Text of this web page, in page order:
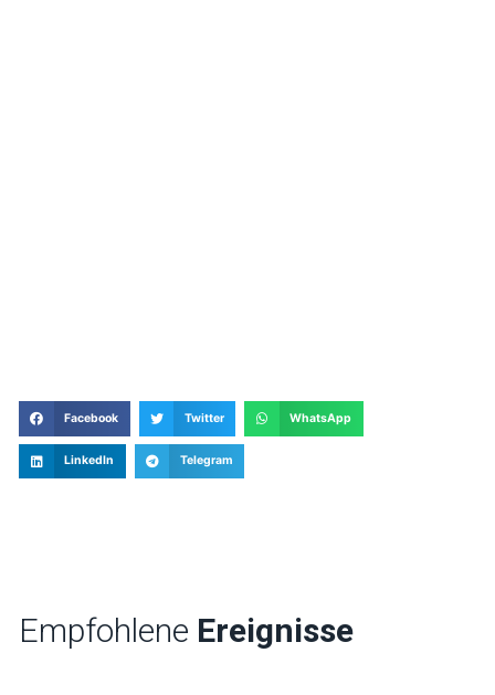
Facebook Twitter WhatsApp
LinkedIn Telegram
Empfohlene Ereignisse